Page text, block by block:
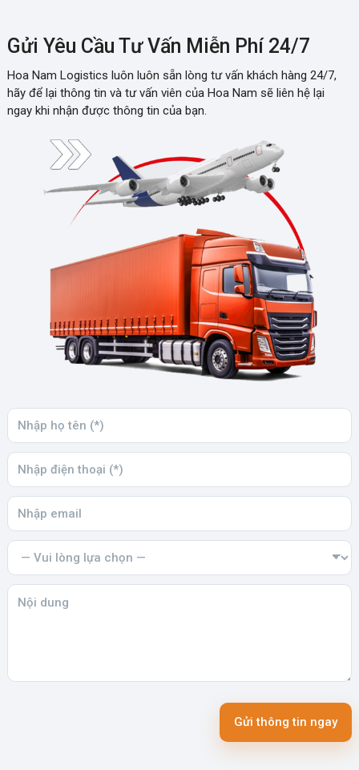
Gửi Yêu Cầu Tư Vấn Miễn Phí 24/7
Hoa Nam Logistics luôn luôn sẵn lòng tư vấn khách hàng 24/7,
hãy để lại thông tin và tư vấn viên của Hoa Nam sẽ liên hệ lại
ngay khi nhận được thông tin của bạn.
Gửi thông tin ngay